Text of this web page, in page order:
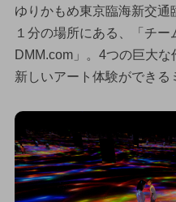
ゆりかもめ東京臨海新交
１分の場所にある、「チ
DMM.com」。4つの巨大
新しいアート体験ができる